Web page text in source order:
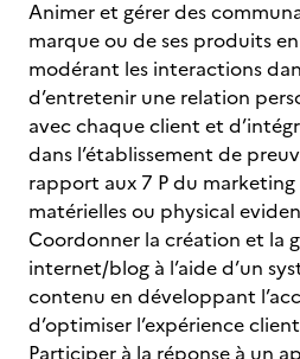
Animer et gérer des
marque ou de ses produits
modérant les interactions
d’entretenir une relation
avec chaque client et
dans l’établissement de
rapport aux 7 P du marketing
matérielles ou physical
Coordonner la création et la
internet/blog à l’aide d’un
contenu en développant
d’optimiser l’expérience client
Participer à la réponse à un